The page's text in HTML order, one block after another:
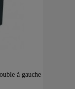
à gauche